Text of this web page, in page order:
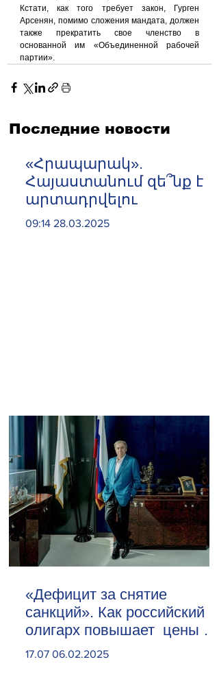
Кстати, как того требует закон, Гурген
Арсенян, помимо сложения мандата, должен
также прекратить свое членство в
основанной им «Объединенной рабочей
партии».
Последние новости
«Հրապարակ».
Հայաստանում զե՞նք է
արտադրվելու
09:14 28.03.2025
«Дефицит за снятие
санкций». Как российский
олигарх повышает цены на
сливочное масло
17.07 06.02.2025